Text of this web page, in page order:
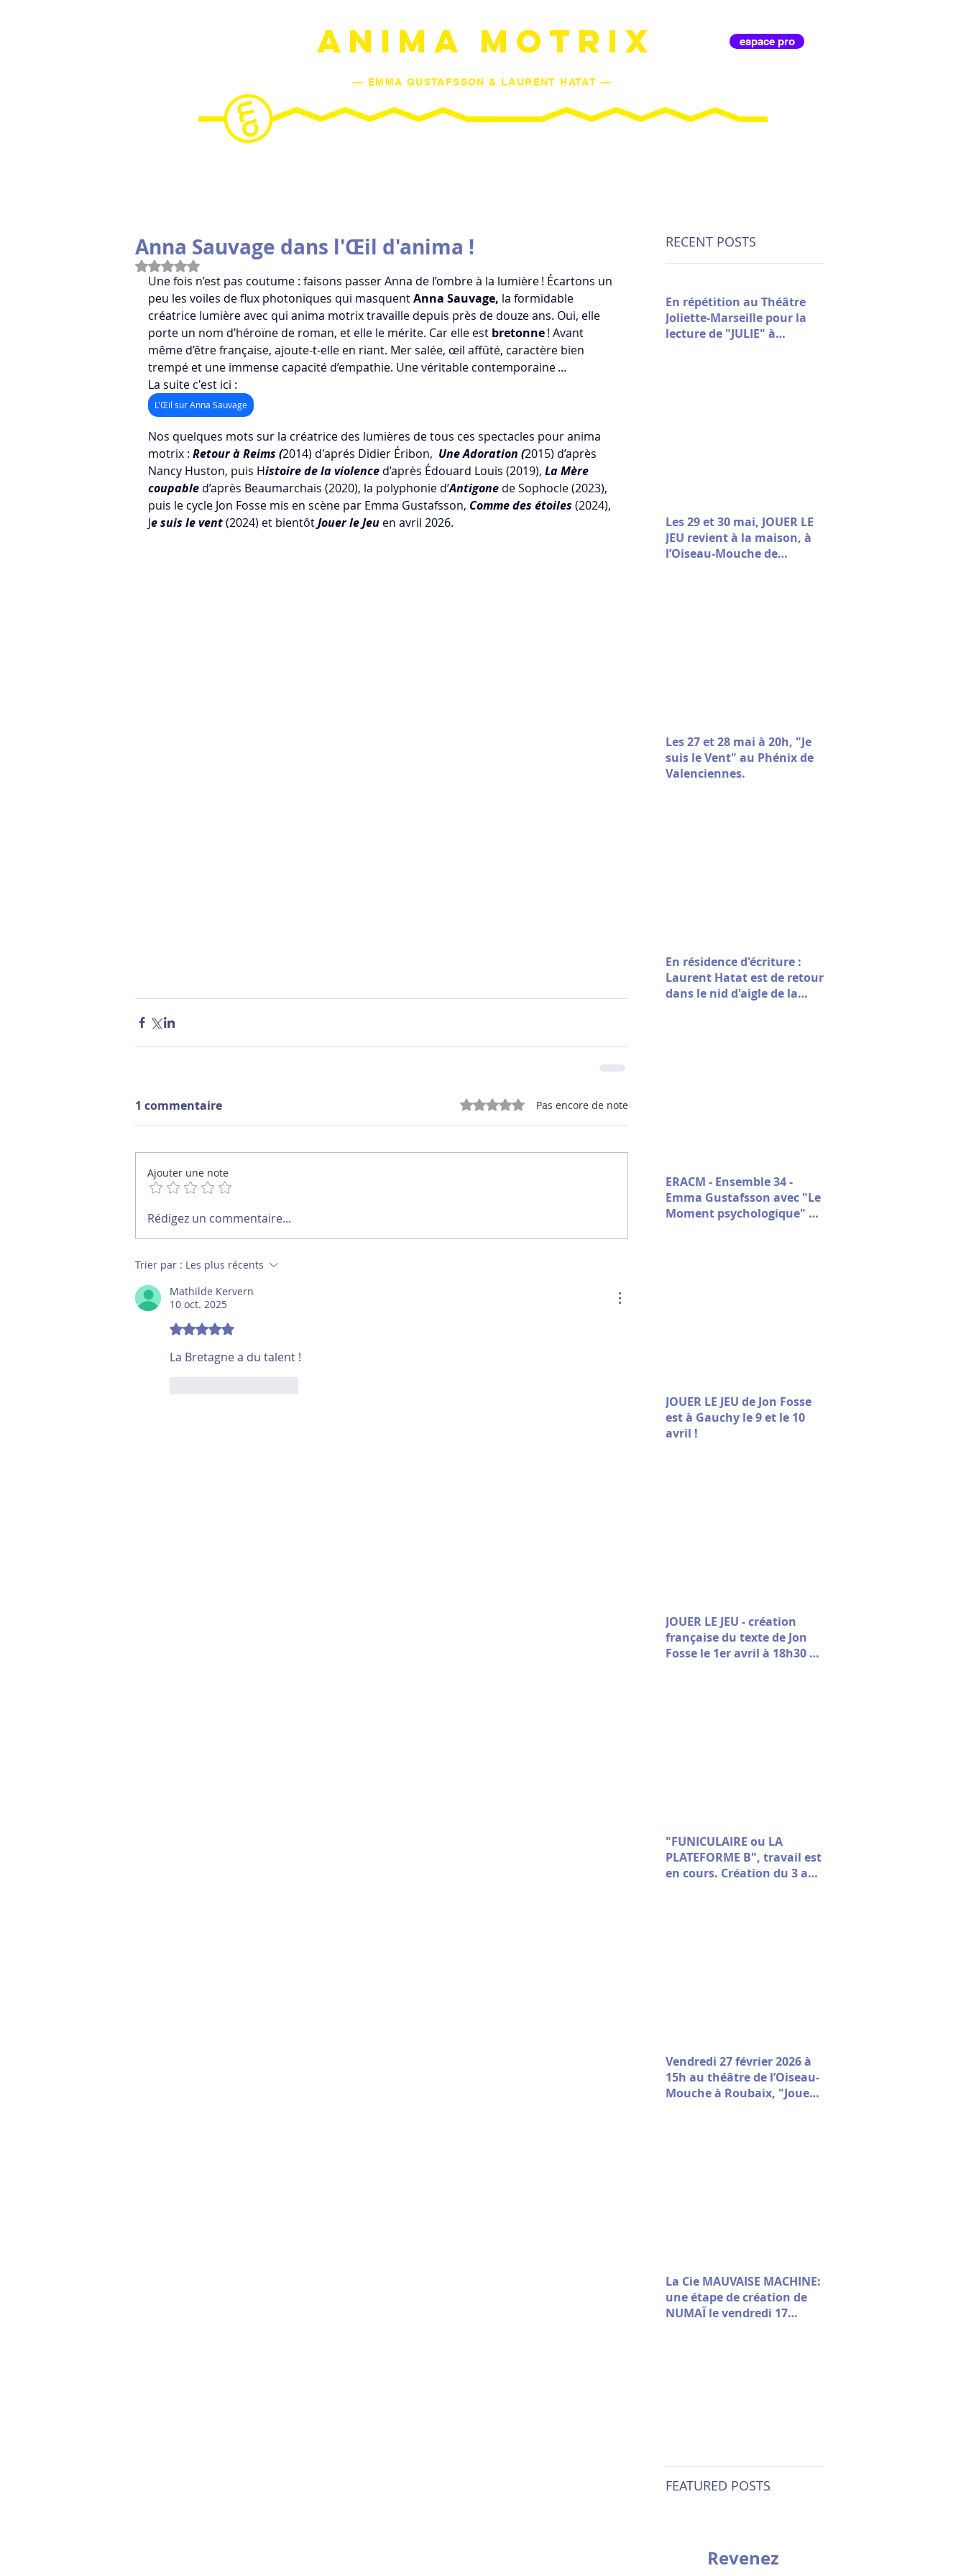
ANIMA MOTRIX espace pro
— EMMA GUSTAFSSON & LAURENT HATAT —
Anna Sauvage dans l'Œil d'anima !
Noté NaN étoiles sur 5.
Une fois n’est pas coutume : faisons passer Anna de l’ombre à la lumière ! Écartons un
peu les voiles de flux photoniques qui masquent Anna Sauvage, la formidable
créatrice lumière avec qui anima motrix travaille depuis près de douze ans. Oui, elle
porte un nom d’héroïne de roman, et elle le mérite. Car elle est bretonne ! Avant
même d’être française, ajoute-t-elle en riant. Mer salée, œil affûté, caractère bien
trempé et une immense capacité d’empathie. Une véritable contemporaine ...
La suite c'est ici :
L'Œil sur Anna Sauvage
Nos quelques mots sur la créatrice des lumières de tous ces spectacles pour anima
motrix : Retour à Reims (2014) d'aprés Didier Éribon, Une Adoration (2015) d’après
Nancy Huston, puis Histoire de la violence d’après Édouard Louis (2019), La Mère
coupable d’après Beaumarchais (2020), la polyphonie d’Antigone de Sophocle (2023),
puis le cycle Jon Fosse mis en scène par Emma Gustafsson, Comme des étoiles (2024),
Je suis le vent (2024) et bientôt Jouer le Jeu en avril 2026.
1 commentaire Noté 0 étoile sur 5.Pas encore de note
Ajouter une note
Rédigez un commentaire...
Trier par : Les plus récents
Mathilde Kervern
10 oct. 2025
Noté 5 étoiles sur 5.
La Bretagne a du talent !
RECENT POSTS
En répétition au Théâtre
Joliette-Marseille pour la
lecture de "JULIE" à
Les 29 et 30 mai, JOUER LE
JEU revient à la maison, à
l’Oiseau-Mouche de
Les 27 et 28 mai à 20h, "Je
suis le Vent" au Phénix de
Valenciennes.
En résidence d'écriture :
Laurent Hatat est de retour
dans le nid d'aigle de la
ERACM - Ensemble 34 -
Emma Gustafsson avec "Le
Moment psychologique" de
JOUER LE JEU de Jon Fosse
est à Gauchy le 9 et le 10
avril !
JOUER LE JEU - création
française du texte de Jon
Fosse le 1er avril à 18h30 à
"FUNICULAIRE ou LA
PLATEFORME B", travail est
en cours. Création du 3 au
Vendredi 27 février 2026 à
15h au théâtre de l’Oiseau-
Mouche à Roubaix, "Jouer
La Cie MAUVAISE MACHINE:
une étape de création de
NUMAÏ le vendredi 17
FEATURED POSTS
Revenez